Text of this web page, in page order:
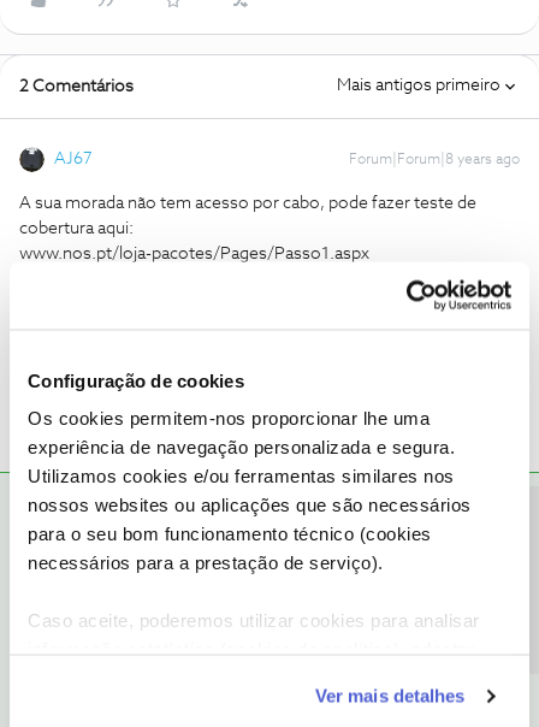
Configuração de cookies
Os cookies permitem-nos proporcionar lhe uma
experiência de navegação personalizada e segura.
Utilizamos cookies e/ou ferramentas similares nos
nossos websites ou aplicações que são necessários
para o seu bom funcionamento técnico (cookies
necessários para a prestação de serviço).
Caso aceite, poderemos utilizar cookies para analisar
funcionalidades (cookies de personalização e
Ver mais detalhes
2 Comentários Mais antigos primeiro
AJ67 Forum|Forum|8 years ago
A sua morada não tem acesso por cabo, pode fazer teste de
cobertura aqui:
www.nos.pt/loja-pacotes/Pages/Passo1.aspx
A Internet que tentaram montar não é por satélite, é por rede
Tiago C. RESPOSTA Forum|Forum|8 years ago
Olá
encontra. Para o podermos ajudar, sugerimos que vá ao nosso